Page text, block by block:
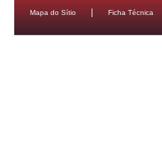
Mapa do Sítio Ficha Técnica